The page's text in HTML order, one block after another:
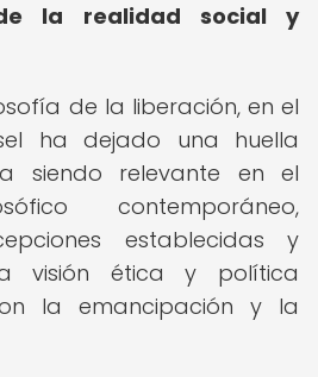
la realidad social y
de la liberación, en el
ha dejado una huella
siendo relevante en el
contemporáneo,
establecidas y
visión ética y política
la emancipación y la